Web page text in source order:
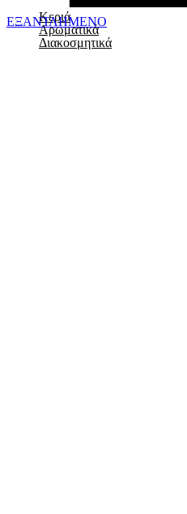
Κεριά
Αρωματικά
Διακοσμητικά
ΕΞΑΝΤΛΗΜΕΝΟ